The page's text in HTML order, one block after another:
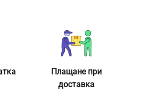
Плащане при
доставка